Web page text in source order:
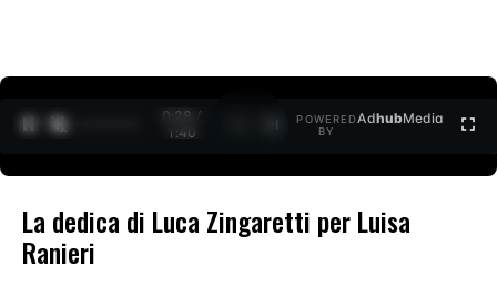
0:29 /
1:40
POWERED
BY
AdhubMedia
La dedica di Luca Zingaretti per Luisa
Ranieri